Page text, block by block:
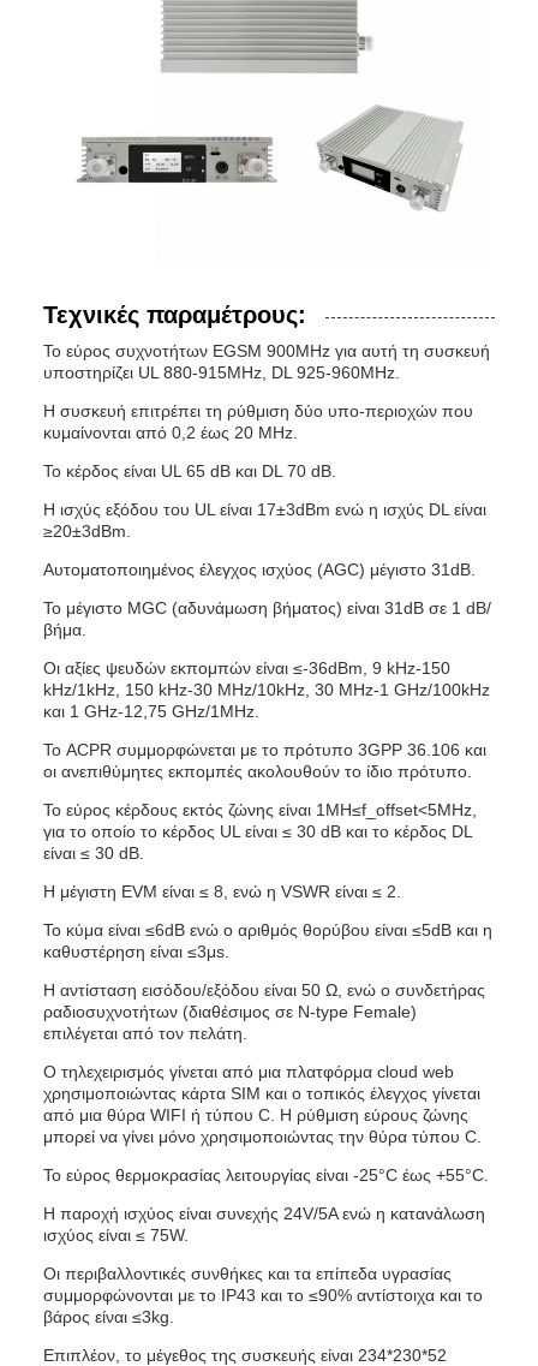
Τεχνικές παραμέτρους:
Το εύρος συχνοτήτων EGSM 900MHz για αυτή τη συσκευή
υποστηρίζει UL 880-915MHz, DL 925-960MHz.
Η συσκευή επιτρέπει τη ρύθμιση δύο υπο-περιοχών που
κυμαίνονται από 0,2 έως 20 MHz.
Το κέρδος είναι UL 65 dB και DL 70 dB.
Η ισχύς εξόδου του UL είναι 17±3dBm ενώ η ισχύς DL είναι
≥20±3dBm.
Αυτοματοποιημένος έλεγχος ισχύος (AGC) μέγιστο 31dB.
Το μέγιστο MGC (αδυνάμωση βήματος) είναι 31dB σε 1 dB/
βήμα.
Οι αξίες ψευδών εκπομπών είναι ≤-36dBm, 9 kHz-150
kHz/1kHz, 150 kHz-30 MHz/10kHz, 30 MHz-1 GHz/100kHz
και 1 GHz-12,75 GHz/1MHz.
Το ACPR συμμορφώνεται με το πρότυπο 3GPP 36.106 και
οι ανεπιθύμητες εκπομπές ακολουθούν το ίδιο πρότυπο.
Το εύρος κέρδους εκτός ζώνης είναι 1MH≤f_offset<5MHz,
για το οποίο το κέρδος UL είναι ≤ 30 dB και το κέρδος DL
είναι ≤ 30 dB.
Η μέγιστη EVM είναι ≤ 8, ενώ η VSWR είναι ≤ 2.
Το κύμα είναι ≤6dB ενώ ο αριθμός θορύβου είναι ≤5dB και η
καθυστέρηση είναι ≤3μs.
Η αντίσταση εισόδου/εξόδου είναι 50 Ω, ενώ ο συνδετήρας
ραδιοσυχνοτήτων (διαθέσιμος σε N-type Female)
επιλέγεται από τον πελάτη.
Ο τηλεχειρισμός γίνεται από μια πλατφόρμα cloud web
χρησιμοποιώντας κάρτα SIM και ο τοπικός έλεγχος γίνεται
από μια θύρα WIFI ή τύπου C. Η ρύθμιση εύρους ζώνης
μπορεί να γίνει μόνο χρησιμοποιώντας την θύρα τύπου C.
Το εύρος θερμοκρασίας λειτουργίας είναι -25°C έως +55°C.
Η παροχή ισχύος είναι συνεχής 24V/5A ενώ η κατανάλωση
ισχύος είναι ≤ 75W.
Οι περιβαλλοντικές συνθήκες και τα επίπεδα υγρασίας
συμμορφώνονται με το IP43 και το ≤90% αντίστοιχα και το
βάρος είναι ≤3kg.
Επιπλέον, το μέγεθος της συσκευής είναι 234*230*52